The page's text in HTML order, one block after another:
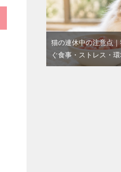
猫の連休中の注意点
ぐ食事・ストレス・